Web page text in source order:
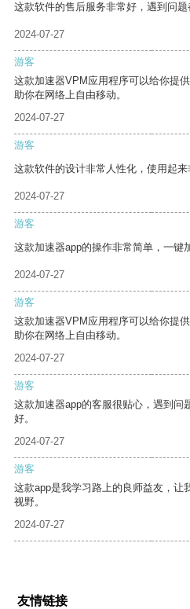
这款软件的售后服务非常好，遇到问题
2024-07-27
游客
这款加速器VPM应用程序可以给你提
助你在网络上自由移动。
2024-07-27
游客
这款软件的设计非常人性化，使用起来
2024-07-27
游客
这款加速器app的操作非常简单，一键
2024-07-27
游客
这款加速器VPM应用程序可以给你提
助你在网络上自由移动。
2024-07-27
游客
这款加速器app的客服很贴心，遇到问
好。
2024-07-27
游客
这款app是我学习路上的良师益友，让
视野。
2024-07-27
友情链接